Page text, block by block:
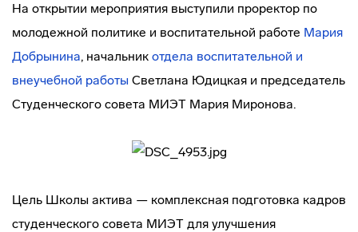
На открытии мероприятия выступили проректор по
молодежной политике и воспитательной работе Мария
Добрынина, начальник отдела воспитательной и
внеучебной работы Светлана Юдицкая и председатель
Студенческого совета МИЭТ Мария Миронова.
Цель Школы актива — комплексная подготовка кадров
студенческого совета МИЭТ для улучшения